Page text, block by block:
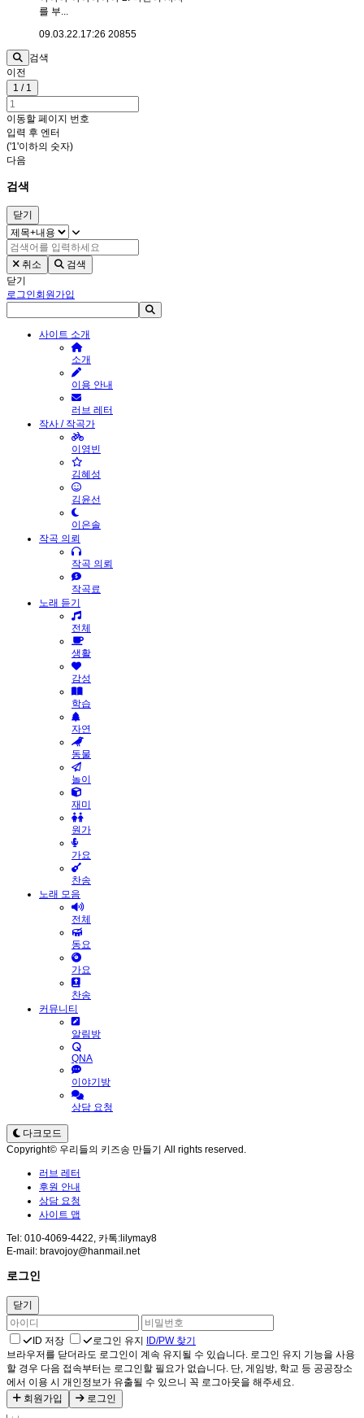
를 부...
09.03.22.17:26 20855
검색
이전
1 / 1
이동할 페이지 번호
입력 후 엔터
('1'이하의 숫자)
다음
검색
닫기
취소
검색
닫기
로그인회원가입
사이트 소개
소개
이용 안내
러브 레터
작사 / 작곡가
이영빈
김혜성
김윤선
이은솔
작곡 의뢰
작곡 의뢰
작곡료
노래 듣기
전체
생활
감성
학습
자연
동물
놀이
재미
원가
가요
찬송
노래 모음
전체
동요
가요
찬송
커뮤니티
알림방
QNA
이야기방
상담 요청
다크모드
Copyright© 우리들의 키즈송 만들기 All rights reserved.
러브 레터
후원 안내
상담 요청
사이트 맵
Tel: 010-4069-4422, 카톡:lilymay8
E-mail: bravojoy@hanmail.net
로그인
닫기
ID 저장 로그인 유지 ID/PW 찾기
브라우저를 닫더라도 로그인이 계속 유지될 수 있습니다. 로그인 유지 기능을 사용
할 경우 다음 접속부터는 로그인할 필요가 없습니다. 단, 게임방, 학교 등 공공장소
에서 이용 시 개인정보가 유출될 수 있으니 꼭 로그아웃을 해주세요.
회원가입
로그인